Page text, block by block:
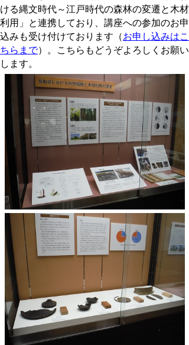
ける縄文時代～江戸時代の森林の変遷と木材
利用」と連携しており、講座への参加のお申
込みも受け付けております（お申し込みはこ
ちらまで）。こちらもどうぞよろしくお願い
します。